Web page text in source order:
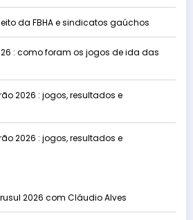
da FBHA e sindicatos gaúchos
: como foram os jogos de ida das
2026 : jogos, resultados e
2026 : jogos, resultados e
2026 com Cláudio Alves